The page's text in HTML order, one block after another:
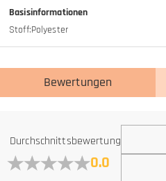
Basisinformationen
Stoff:Polyester
Bewertungen
Durchschnittsbewertung
0.0